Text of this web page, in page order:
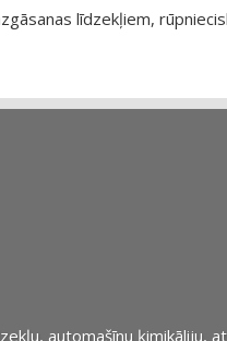
līdzekļiem,
automašīnu ķimikāliju,